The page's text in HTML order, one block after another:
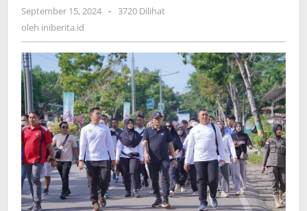
September 15, 2024 oleh
- 3720 Dilihat
oleh iniberita.id